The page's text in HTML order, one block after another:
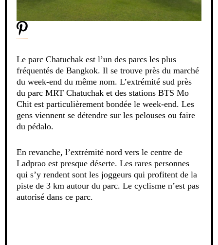
Le parc Chatuchak est l’un des parcs les plus
fréquentés de Bangkok. Il se trouve près du marché
du week-end du même nom. L’extrémité sud près
du parc MRT Chatuchak et des stations BTS Mo
Chit est particulièrement bondée le week-end. Les
gens viennent se détendre sur les pelouses ou faire
du pédalo.
En revanche, l’extrémité nord vers le centre de
Ladprao est presque déserte. Les rares personnes
qui s’y rendent sont les joggeurs qui profitent de la
piste de 3 km autour du parc. Le cyclisme n’est pas
autorisé dans ce parc.